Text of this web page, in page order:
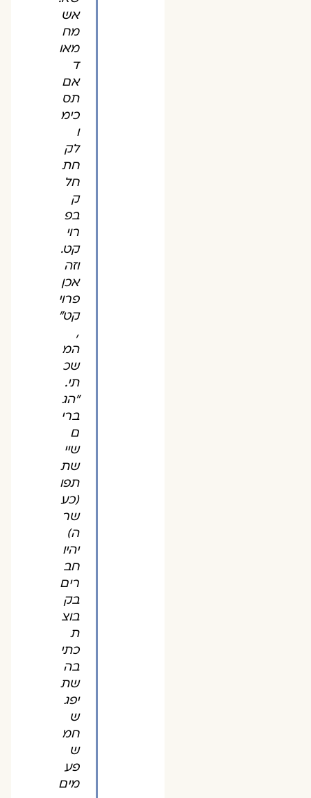
אש
מח
מאו
ד
אם
תס
כימ
ו
לק
חת
חל
ק
בפ
רוי
קט.
וזה
אכן
פרוי
קט"
,
המ
שכ
תי.
"הג
ברי
ם
שיי
שת
תפו
(כע
שר
ה)
יהיו
חב
רים
בק
בוצ
ת
כתי
בה
שת
יפג
ש
חמ
ש
פע
מים